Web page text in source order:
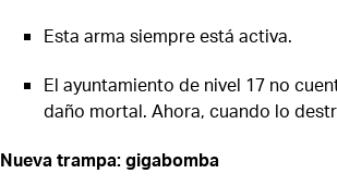
Esta arma siempre está activa.
El ayuntamiento de nivel 17 no
daño mortal. Ahora, cuando lo
Nueva trampa: gigabomba